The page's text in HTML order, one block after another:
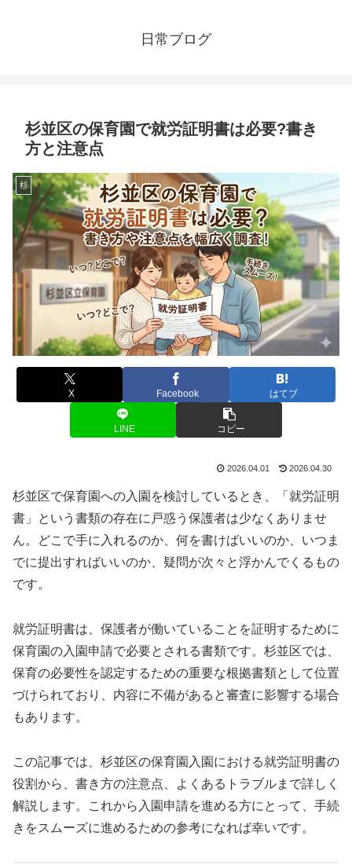
日常ブログ
杉並区の保育園で就労証明書は必要?書き
方と注意点
杉
X Facebook はてブ
LINE コピー
2026.04.01 2026.04.30
杉並区で保育園への入園を検討しているとき、「就労証明
書」という書類の存在に戸惑う保護者は少なくありませ
ん。どこで手に入れるのか、何を書けばいいのか、いつま
でに提出すればいいのか、疑問が次々と浮かんでくるもの
です。
就労証明書は、保護者が働いていることを証明するために
保育園の入園申請で必要とされる書類です。杉並区では、
保育の必要性を認定するための重要な根拠書類として位置
づけられており、内容に不備があると審査に影響する場合
もあります。
この記事では、杉並区の保育園入園における就労証明書の
役割から、書き方の注意点、よくあるトラブルまで詳しく
解説します。これから入園申請を進める方にとって、手続
きをスムーズに進めるための参考になれば幸いです。